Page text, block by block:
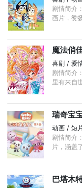
剧情简介
画片，赞
魔法俏
喜剧 / 爱
剧情简介
里有来自
...
瑞奇宝
动画 / 短
剧情简介
片，涵盖
巴塔木